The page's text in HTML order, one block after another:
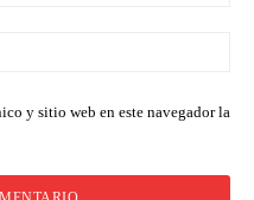
y sitio web en este navegador la